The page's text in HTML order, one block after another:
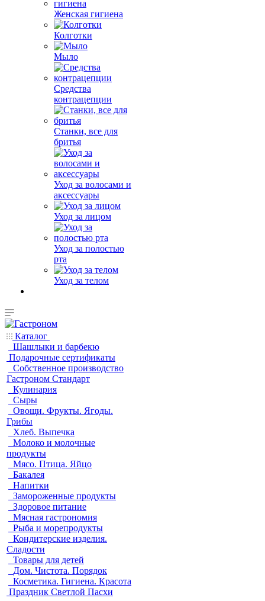
Женская гигиена
Колготки
Мыло
Средства
контрацепции
Станки, все для
бритья
Уход за волосами и
аксессуары
Уход за лицом
Уход за полостью
рта
Уход за телом
Каталог
Шашлыки и барбекю
Подарочные сертификаты
Собственное производство
Гастроном Стандарт
Кулинария
Сыры
Овощи. Фрукты. Ягоды.
Грибы
Хлеб. Выпечка
Молоко и молочные
продукты
Мясо. Птица. Яйцо
Бакалея
Напитки
Замороженные продукты
Здоровое питание
Мясная гастрономия
Рыба и морепродукты
Кондитерские изделия.
Сладости
Товары для детей
Дом. Чистота. Порядок
Косметика. Гигиена. Красота
Праздник Светлой Пасхи